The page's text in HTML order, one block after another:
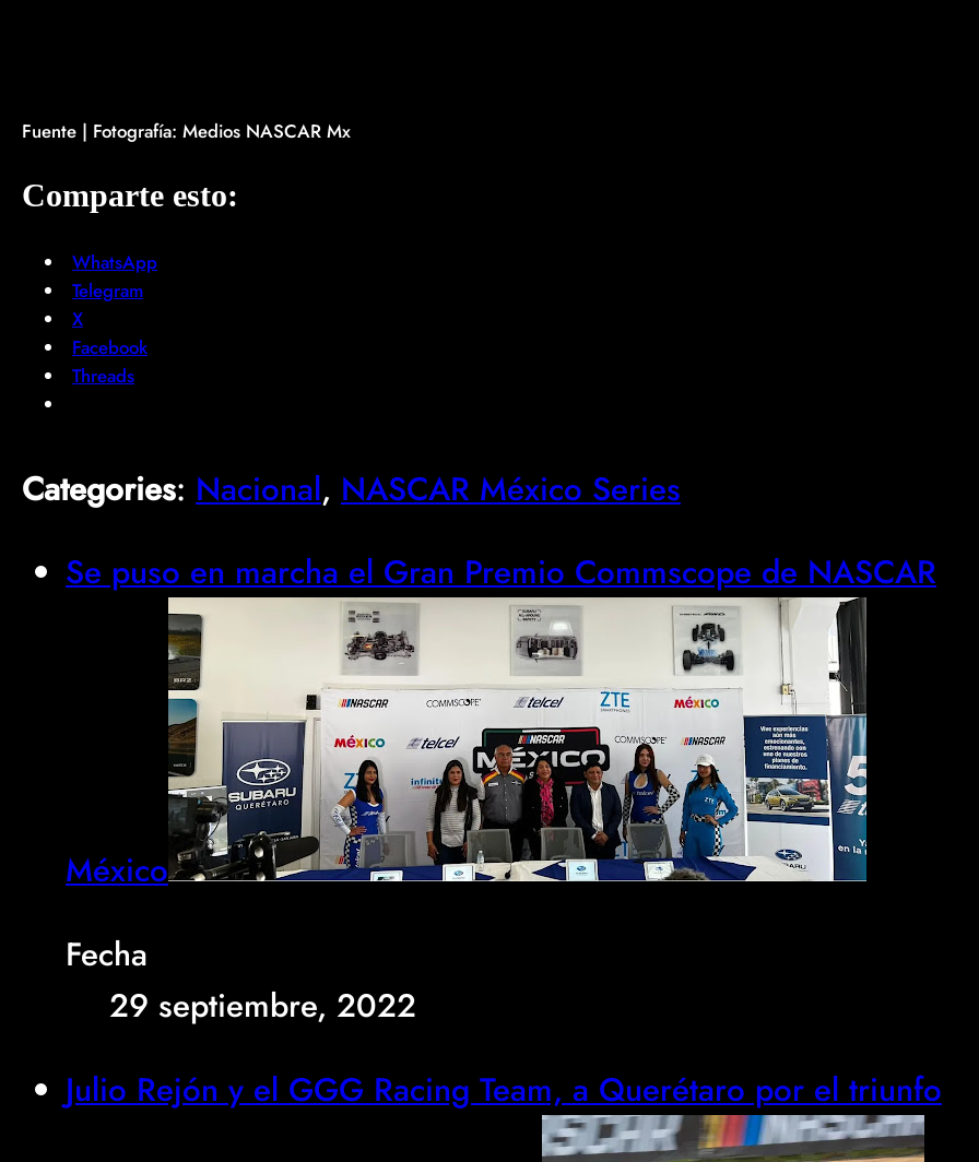
Fuente | Fotografía: Medios NASCAR Mx
Comparte esto:
WhatsApp
Telegram
X
Facebook
Threads
Categories: Nacional, NASCAR México Series
Se puso en marcha el Gran Premio Commscope de NASCAR
México
Fecha
29 septiembre, 2022
Julio Rejón y el GGG Racing Team, a Querétaro por el triunfo